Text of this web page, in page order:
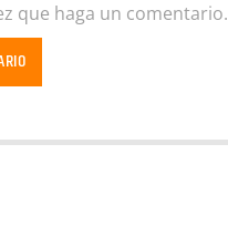
que haga un comentario.